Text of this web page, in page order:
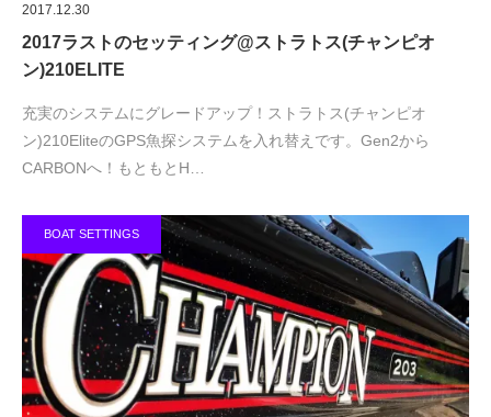
2017.12.30
2017ラストのセッティング@ストラトス(チャンピオ
ン)210ELITE
充実のシステムにグレードアップ！ストラトス(チャンピオ
ン)210EliteのGPS魚探システムを入れ替えです。Gen2から
CARBONへ！もともとH…
BOAT SETTINGS